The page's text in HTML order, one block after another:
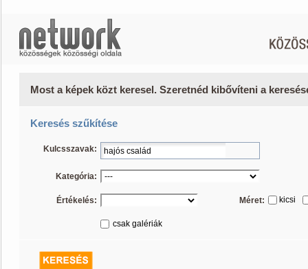
Most a képek közt keresel. Szeretnéd kibővíteni a
Keresés szűkítése
Kulcsszavak:
Kategória:
Értékelés: Méret: kicsi
csak galériák